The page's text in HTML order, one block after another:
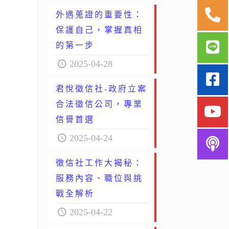
外遇蒐證的重要性：
保護自己，掌握真相
的第一步
2025-04-28
君悅徵信社-政府立案
合法徵信公司，專業
信譽首選
2025-04-24
徵信社工作大揭秘：
服務內容、職位與挑
戰全解析
2025-04-22